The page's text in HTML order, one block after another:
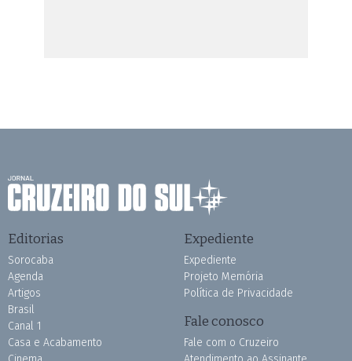
Editorias
Sorocaba
Agenda
Artigos
Brasil
Canal 1
Casa e Acabamento
Expediente
Expediente
Projeto Memória
Política de Privacidade
Fale conosco
Fale com o Cruzeiro